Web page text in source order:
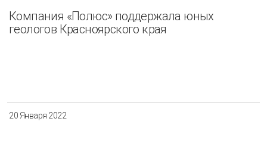
Компания «Полюс» поддержала юных
геологов Красноярского края
20 Января 2022